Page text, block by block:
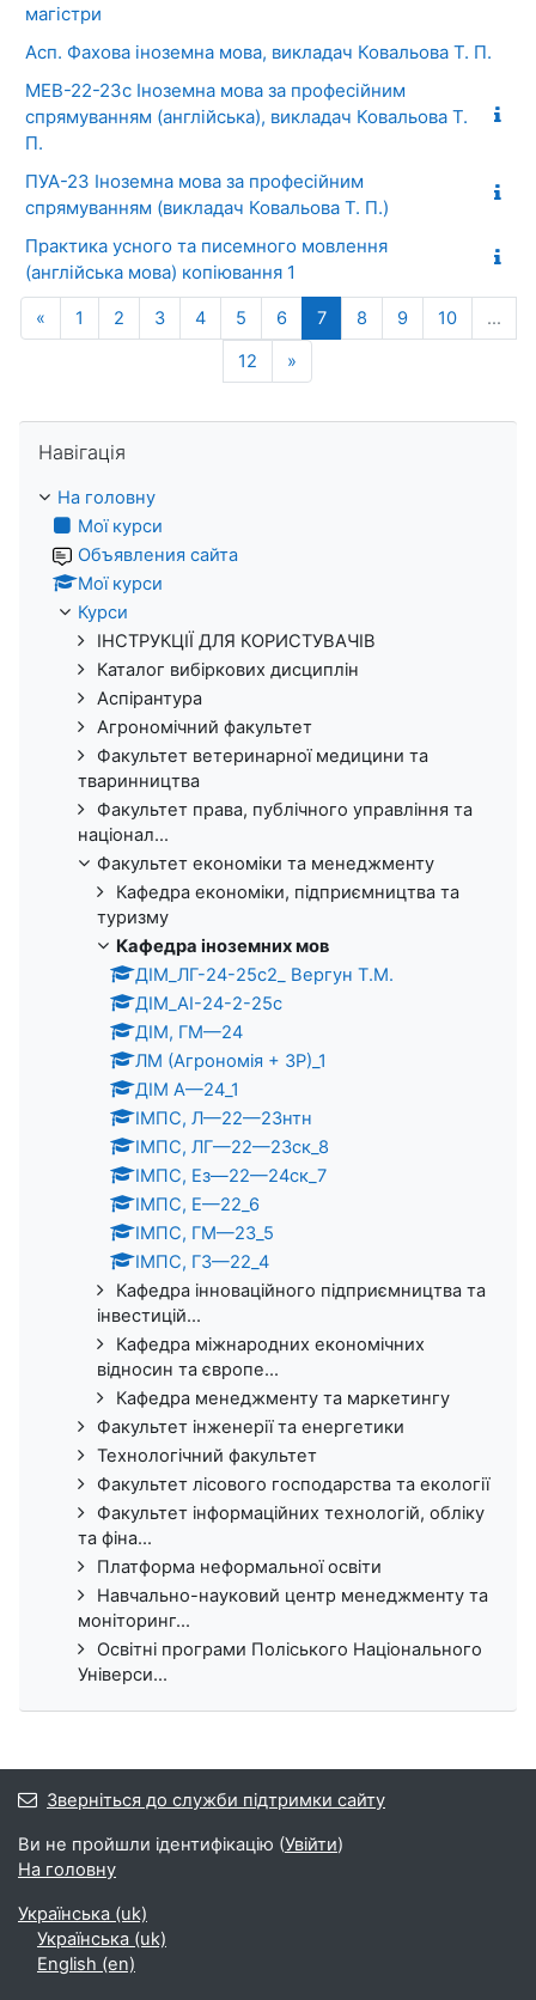
магістри
Асп. Фахова іноземна мова, викладач Ковальова Т. П.
МЕВ-22-23с Іноземна мова за професійним
спрямуванням (англійська), викладач Ковальова Т.
П.
ПУА-23 Іноземна мова за професійним
спрямуванням (викладач Ковальова Т. П.)
Практика усного та писемного мовлення
(англійська мова) копіювання 1
«Попередня сторінка
1 Сторінка 1
2Сторінка 2
3Сторінка 3
4Сторінка 4
5Сторінка 5
6Сторінка 6
7Сторінка 7
8Сторінка 8
9Сторінка 9
10
…
12 Сторінка 12
»
Навігація
На головну
Мої курси
Объявления сайта
Мої курси
Курси
ІНСТРУКЦІЇ ДЛЯ КОРИСТУВАЧІВ
Каталог вибіркових дисциплін
Аспірантура
Агрономічний факультет
Факультет ветеринарної медицини та
тваринництва
Факультет права, публічного управління та
націонал...
Факультет економіки та менеджменту
Кафедра економіки, підприємництва та
туризму
Кафедра іноземних мов
ДІМ_ЛГ-24-25с2_ Вергун Т.М.
ДІМ_АІ-24-2-25с
ДІМ, ГМ—24
ЛМ (Агрономія + ЗР)_1
ДІМ А—24_1
ІМПС, Л—22—23нтн
ІМПС, ЛГ—22—23ск_8
ІМПС, Ез—22—24ск_7
ІМПС, Е—22_6
ІМПС, ГМ—23_5
ІМПС, ГЗ—22_4
Кафедра інноваційного підприємництва та
інвестицій...
Кафедра міжнародних економічних
відносин та європе...
Кафедра менеджменту та маркетингу
Факультет інженерії та енергетики
Технологічний факультет
Факультет лісового господарства та екології
Факультет інформаційних технологій, обліку
та фіна...
Платформа неформальної освіти
Навчально-науковий центр менеджменту та
моніторинг...
Освітні програми Поліського Національного
Універси...
Зверніться до служби підтримки сайту
Ви не пройшли ідентифікацію (Увійти)
На головну
Українська ‎(uk)‎
Українська ‎(uk)‎
English ‎(en)‎